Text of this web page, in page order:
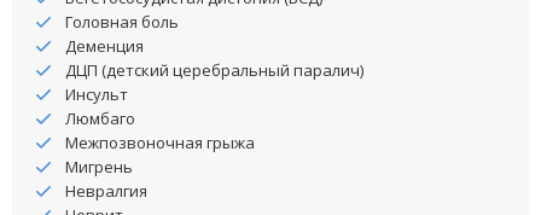
Головная боль
Деменция
ДЦП (детский церебральный паралич)
Инсульт
Люмбаго
Межпозвоночная грыжа
Мигрень
Невралгия